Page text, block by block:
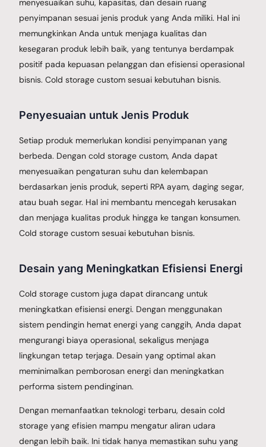
penyimpanan sesuai jenis produk yang Anda miliki. Hal ini
memungkinkan Anda untuk menjaga kualitas dan
kesegaran produk lebih baik, yang tentunya berdampak
positif pada kepuasan pelanggan dan efisiensi operasional
bisnis. Cold storage custom sesuai kebutuhan bisnis.
Penyesuaian untuk Jenis Produk
Setiap produk memerlukan kondisi penyimpanan yang
berbeda. Dengan cold storage custom, Anda dapat
menyesuaikan pengaturan suhu dan kelembapan
berdasarkan jenis produk, seperti RPA ayam, daging segar,
atau buah segar. Hal ini membantu mencegah kerusakan
dan menjaga kualitas produk hingga ke tangan konsumen.
Cold storage custom sesuai kebutuhan bisnis.
Desain yang Meningkatkan Efisiensi Energi
Cold storage custom juga dapat dirancang untuk
meningkatkan efisiensi energi. Dengan menggunakan
sistem pendingin hemat energi yang canggih, Anda dapat
mengurangi biaya operasional, sekaligus menjaga
lingkungan tetap terjaga. Desain yang optimal akan
meminimalkan pemborosan energi dan meningkatkan
performa sistem pendinginan.
Dengan memanfaatkan teknologi terbaru, desain cold
storage yang efisien mampu mengatur aliran udara
dengan lebih baik. Ini tidak hanya memastikan suhu yang